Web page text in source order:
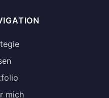
mich